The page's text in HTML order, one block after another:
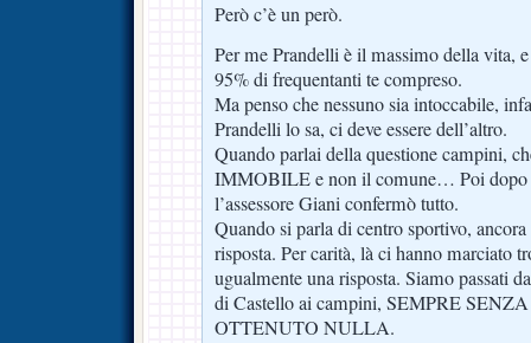
Però c’è un però.
Per me Prandelli è il massimo della vita,
95% di frequentanti te compreso.
Ma penso che nessuno sia intoccabile,
Prandelli lo sa, ci deve essere dell’altro.
Quando parlai della questione campini,
IMMOBILE e non il comune… Poi dopo
l’assessore Giani confermò tutto.
Quando si parla di centro sportivo,
risposta. Per carità, là ci hanno marciato
ugualmente una risposta. Siamo passati
di Castello ai campini, SEMPRE
OTTENUTO NULLA.